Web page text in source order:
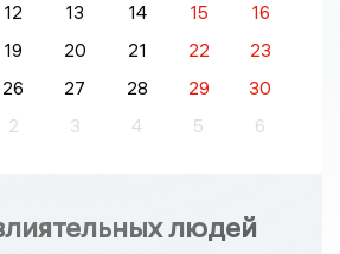
12 13 14 15
16
19 20 21 22
23
26 27 28 29
30
2 3 4 5 6
людей